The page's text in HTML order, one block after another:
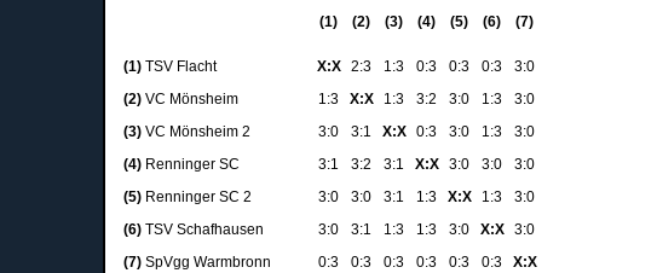
(1) (2) (3) (4) (5) (6) (7)
(1) TSV Flacht X:X 2:3 1:3 0:3 0:3 0:3
3:0
(2) VC Mönsheim 1:3 X:X 1:3 3:2 3:0 1:3
3:0
(3) VC Mönsheim 2 3:0 3:1 X:X 0:3 3:0 1:3
3:0
(4) Renninger SC 3:1 3:2 3:1 X:X 3:0 3:0
3:0
(5) Renninger SC 2 3:0 3:0 3:1 1:3 X:X 1:3
3:0
(6) TSV Schafhausen 3:0 3:1 1:3 1:3 3:0 X:X
3:0
(7) SpVgg Warmbronn 0:3 0:3 0:3 0:3 0:3 0:3 X:X